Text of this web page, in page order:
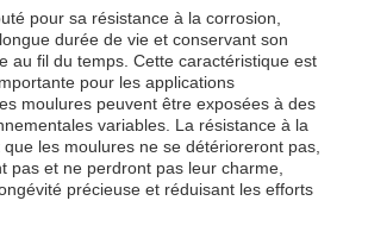
pour sa résistance à la corrosion,
durée de vie et conservant son
au fil du temps. Cette caractéristique est
pour les applications
moulures peuvent être exposées à des
variables. La résistance à la
les moulures ne se détérioreront pas,
pas et ne perdront pas leur charme,
précieuse et réduisant les efforts